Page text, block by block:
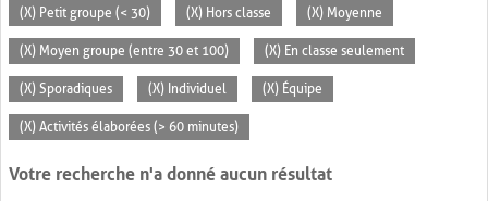
(X) Petit groupe (< 30) (X) Hors classe (X) Moyenne
(X) Moyen groupe (entre 30 et 100) (X) En classe seulement
(X) Sporadiques (X) Individuel (X) Équipe
(X) Activités élaborées (> 60 minutes)
Votre recherche n'a donné aucun résultat